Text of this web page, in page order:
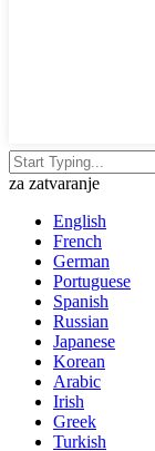
za zatvaranje
English
French
German
Portuguese
Spanish
Russian
Japanese
Korean
Arabic
Irish
Greek
Turkish